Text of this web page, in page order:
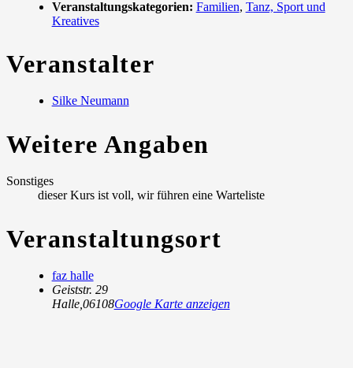
Veranstaltungskategorien: Familien, Tanz, Sport und
Kreatives
Veranstalter
Silke Neumann
Weitere Angaben
Sonstiges
dieser Kurs ist voll, wir führen eine Warteliste
Veranstaltungsort
faz halle
Geiststr. 29
Halle, 06108Google Karte anzeigen